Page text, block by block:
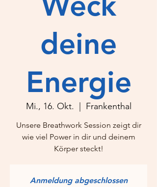
deine
Energie
Mi., 16. Okt. Frankenthal
Unsere Breathwork Session zeigt dir
wie viel Power in dir und deinem
Körper steckt!
Anmeldung abgeschlossen